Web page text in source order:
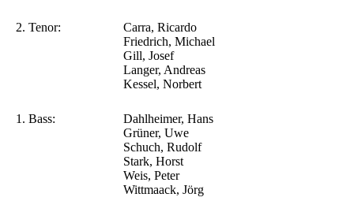
2. Tenor:
Carra, Ricardo
Friedrich, Michael
Gill, Josef
Langer, Andreas
Kessel, Norbert
1. Bass:
Dahlheimer, Hans
Grüner, Uwe
Schuch, Rudolf
Stark, Horst
Weis, Peter
Wittmaack, Jörg